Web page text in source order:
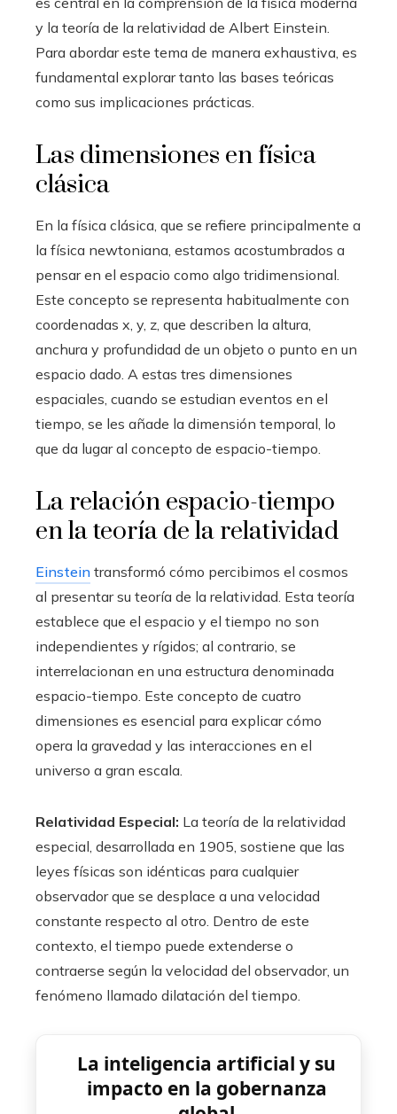
y la teoría de la relatividad de Albert Einstein.
Para abordar este tema de manera exhaustiva, es
fundamental explorar tanto las bases teóricas
como sus implicaciones prácticas.
Las dimensiones en física
clásica
En la física clásica, que se refiere principalmente a
la física newtoniana, estamos acostumbrados a
pensar en el espacio como algo tridimensional.
Este concepto se representa habitualmente con
coordenadas x, y, z, que describen la altura,
anchura y profundidad de un objeto o punto en un
espacio dado. A estas tres dimensiones
espaciales, cuando se estudian eventos en el
tiempo, se les añade la dimensión temporal, lo
que da lugar al concepto de espacio-tiempo.
La relación espacio-tiempo
en la teoría de la relatividad
Einstein transformó cómo percibimos el cosmos
al presentar su teoría de la relatividad. Esta teoría
establece que el espacio y el tiempo no son
independientes y rígidos; al contrario, se
interrelacionan en una estructura denominada
espacio-tiempo. Este concepto de cuatro
dimensiones es esencial para explicar cómo
opera la gravedad y las interacciones en el
universo a gran escala.
Relatividad Especial: La teoría de la relatividad
especial, desarrollada en 1905, sostiene que las
leyes físicas son idénticas para cualquier
observador que se desplace a una velocidad
constante respecto al otro. Dentro de este
contexto, el tiempo puede extenderse o
contraerse según la velocidad del observador, un
fenómeno llamado dilatación del tiempo.
La inteligencia artificial y su
impacto en la gobernanza